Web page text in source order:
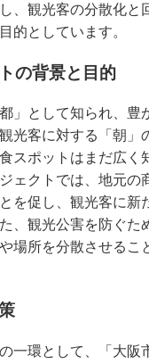
、観光客の分散化と
的としています。
の背景と目的
」として知られ、豊
光客に対する「朝」
スポットはまだ広く
ェクトでは、地元の
を促し、観光客に新
、観光公害を防ぐた
場所を分散させるこ
一環として、「大阪